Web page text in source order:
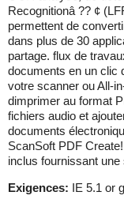
Recognitionâ ?? ¢
permettent de
dans plus de 30
partage. flux de
documents en un clic
votre scanner ou All-
dimprimer au format
fichiers audio et
documents
ScanSoft PDF
inclus fournissant une
Exigences: IE 5.1 or